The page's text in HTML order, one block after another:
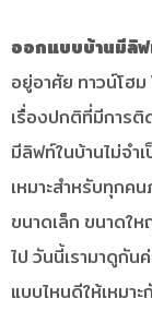
ออกแบบบ้านมีลิ
อยู่อาศัย ทาวน์โฮ
เรื่องปกติที่มีการติ
มีลิฟท์ในบ้านไม่จำ
เหมาะสำหรับทุกค
ขนาดเล็ก ขนาดใ
ไป วันนี้เรามาดูกันค่
แบบไหนดีให้เหมา